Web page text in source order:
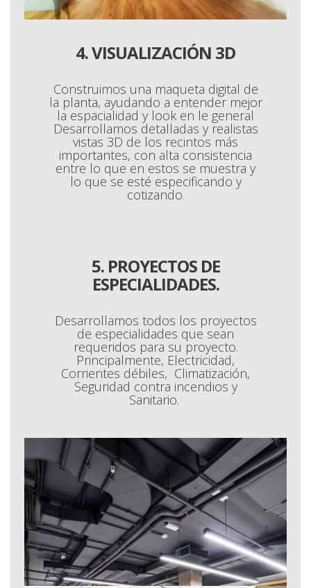
4. VISUALIZACIÓN 3D
Construimos una maqueta digital de
la planta, ayudando a entender mejor
la espacialidad y look en le general
Desarrollamos detalladas y realistas
vistas 3D de los recintos más
importantes, con alta consistencia
entre lo que en estos se muestra y
lo que se esté especificando y
cotizando.
5. PROYECTOS DE
ESPECIALIDADES.
Desarrollamos todos los proyectos
de especialidades que sean
requeridos para su proyecto.
Principalmente, Electricidad,
Corrientes débiles, Climatización,
Seguridad contra incendios y
Sanitario.